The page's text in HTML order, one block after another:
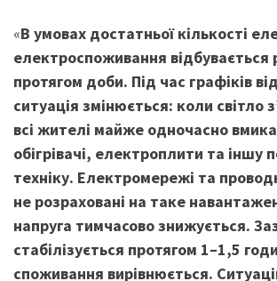
«В умовах достатньої кількості
електроспоживання відбувається
протягом доби. Під час графіків
ситуація змінюється: коли світло
всі жителі майже одночасно
обігрівачі, електроплити та іншу
техніку. Електромережі та
не розраховані на таке
напруга тимчасово знижується.
стабілізується протягом 1–1,5
споживання вирівнюється.